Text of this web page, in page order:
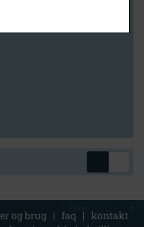
og brug | faq | kontakt